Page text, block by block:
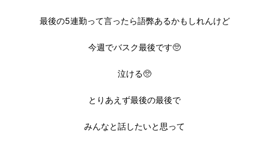
最後の5連勤って言ったら語弊あるかもしれんけど
今週でバスク最後です🥺
泣ける🥺
とりあえず最後の最後で
みんなと話したいと思って